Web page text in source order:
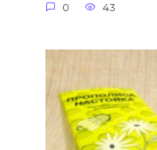
0 43